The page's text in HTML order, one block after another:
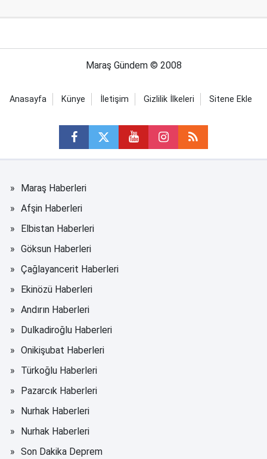
Maraş Gündem © 2008
Anasayfa Künye İletişim Gizlilik İlkeleri Sitene Ekle
Maraş Haberleri
Afşin Haberleri
Elbistan Haberleri
Göksun Haberleri
Çağlayancerit Haberleri
Ekinözü Haberleri
Andırın Haberleri
Dulkadiroğlu Haberleri
Onikişubat Haberleri
Türkoğlu Haberleri
Pazarcık Haberleri
Nurhak Haberleri
Nurhak Haberleri
Son Dakika Deprem